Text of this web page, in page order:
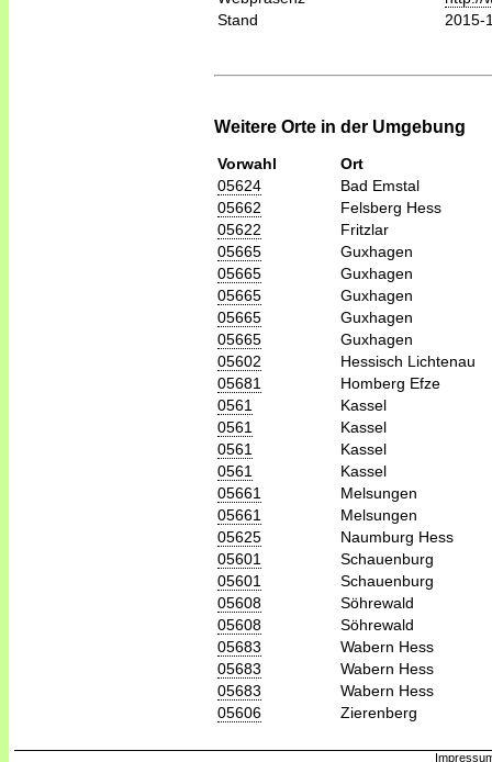
Stand
2015-
Weitere Orte in der Umgebung
Vorwahl
Ort
05624
Bad Emstal
05662
Felsberg Hess
05622
Fritzlar
05665
Guxhagen
05665
Guxhagen
05665
Guxhagen
05665
Guxhagen
05665
Guxhagen
05602
Hessisch Lichtenau
05681
Homberg Efze
0561
Kassel
0561
Kassel
0561
Kassel
0561
Kassel
05661
Melsungen
05661
Melsungen
05625
Naumburg Hess
05601
Schauenburg
05601
Schauenburg
05608
Söhrewald
05608
Söhrewald
05683
Wabern Hess
05683
Wabern Hess
05683
Wabern Hess
05606
Zierenberg